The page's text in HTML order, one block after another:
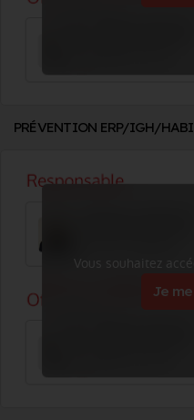
PRÉVENTION ERP/IGH/
Vous souhaitez
Je